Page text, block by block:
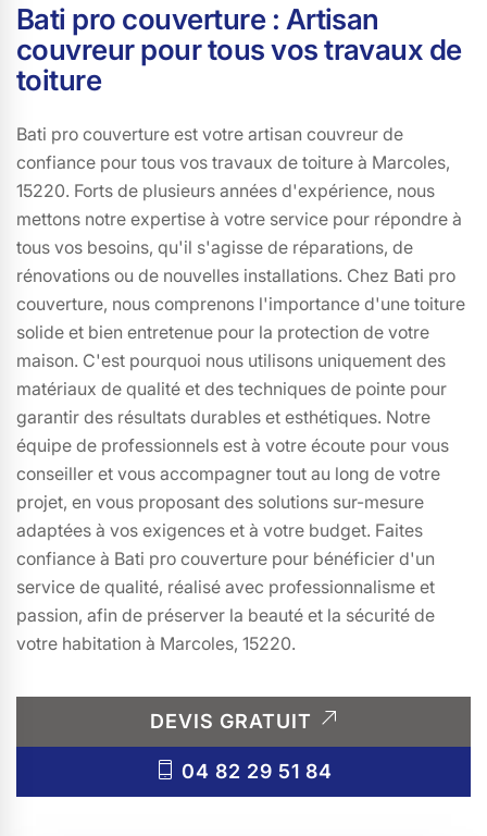
Bati pro couverture : Artisan
couvreur pour tous vos travaux de
toiture
Bati pro couverture est votre artisan couvreur de
confiance pour tous vos travaux de toiture à Marcoles,
15220. Forts de plusieurs années d'expérience, nous
mettons notre expertise à votre service pour répondre à
tous vos besoins, qu'il s'agisse de réparations, de
rénovations ou de nouvelles installations. Chez Bati pro
couverture, nous comprenons l'importance d'une toiture
solide et bien entretenue pour la protection de votre
maison. C'est pourquoi nous utilisons uniquement des
matériaux de qualité et des techniques de pointe pour
garantir des résultats durables et esthétiques. Notre
équipe de professionnels est à votre écoute pour vous
conseiller et vous accompagner tout au long de votre
projet, en vous proposant des solutions sur-mesure
adaptées à vos exigences et à votre budget. Faites
confiance à Bati pro couverture pour bénéficier d'un
service de qualité, réalisé avec professionnalisme et
passion, afin de préserver la beauté et la sécurité de
votre habitation à Marcoles, 15220.
DEVIS GRATUIT
04 82 29 51 84